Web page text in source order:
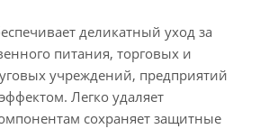
деликатный уход за
питания, торговых и
учреждений, предприятий
Легко удаляет
сохраняет защитные